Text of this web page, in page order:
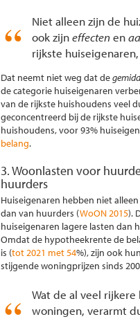
Niet alleen zijn de
ook zijneffectenen
rijkste
Dat neemt niet weg dat de
de categorie huiseigenaren
van de rijkste huishoudens veel
geconcentreerd bij de rijkste
huishoudens, voor 93%
belang.
3. Woonlasten voor
huurders
Huiseigenaren hebben niet
dan van huurders (WoON 2015).
huiseigenaren lagere lasten dan
Omdat de hypotheekrente de
is (tot 2021 met 54%), zijn ook
stijgende woningprijzen sinds
Wat de al veel
woningen, verarmt